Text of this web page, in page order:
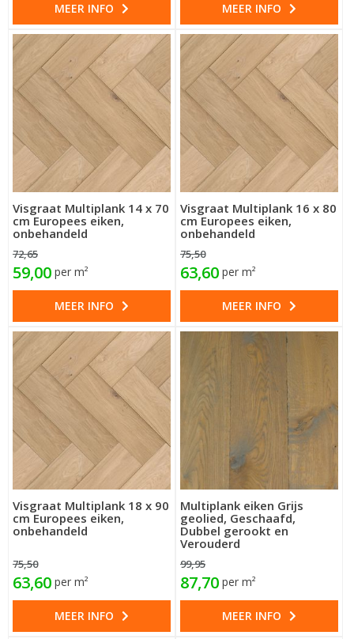
MEER INFO MEER INFO
Visgraat Multiplank 14 x 70
cm Europees eiken,
onbehandeld
72,65
59,00 per m²
MEER INFO
Visgraat Multiplank 16 x 80
cm Europees eiken,
onbehandeld
75,50
63,60 per m²
MEER INFO
Visgraat Multiplank 18 x 90
cm Europees eiken,
onbehandeld
75,50
63,60 per m²
MEER INFO
Multiplank eiken Grijs
geolied, Geschaafd,
Dubbel gerookt en
Verouderd
99,95
87,70 per m²
MEER INFO